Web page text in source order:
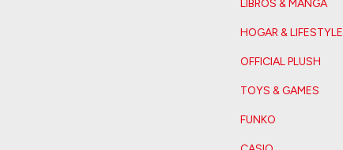
LIBROS & MANGA
HOGAR & LIFESTYLE
OFFICIAL PLUSH
TOYS & GAMES
FUNKO